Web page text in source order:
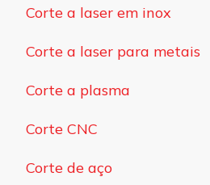
Corte a laser em inox
Corte a laser para metais
Corte a plasma
Corte CNC
Corte de aço